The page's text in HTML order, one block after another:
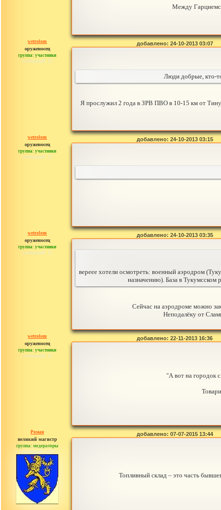
Между
wetrolom
оруженосец
группа: участники
сообщений: 21
добавлено: 24-10-2013 03:07
Люди добрые, кто-
Я прослужил 2 года в ЗРВ ПВО в 10-15 км от
wetrolom
оруженосец
группа: участники
сообщений: 21
добавлено: 24-10-2013 03:15
wetrolom
оруженосец
группа: участники
сообщений: 21
добавлено: 24-10-2013 03:35
вереее хотели осмотреть: военный аэродром
назначению). База в Тукумсском
Сейчас на аэродроме можно
Неподалёку от
wetrolom
оруженосец
группа: участники
сообщений: 21
добавлено: 22-11-2013 16:36
"А вот на городок
Роман
великий магистр
группа: модераторы
сообщений: 1557
добавлено: 07-07-2015 13:44
Топливный склад – это часть